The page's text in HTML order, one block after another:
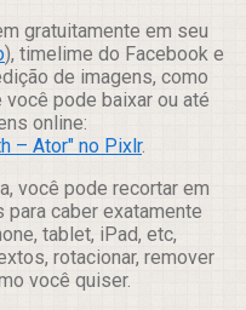
gratuitamente em seu
), timelime do Facebook e
de imagens, como
pode baixar ou até
online:
– Ator" no Pixlr.
você pode recortar em
caber exatamente
tablet, iPad, etc,
rotacionar, remover
você quiser.